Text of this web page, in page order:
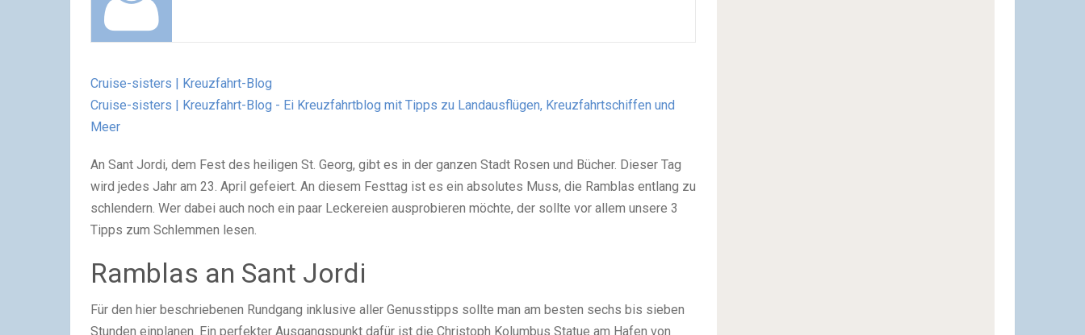
Cruise-sisters | Kreuzfahrt-Blog
Cruise-sisters | Kreuzfahrt-Blog - Ei Kreuzfahrtblog mit Tipps zu Landausflügen, Kreuzfahrtschiffen und
Meer
An Sant Jordi, dem Fest des heiligen St. Georg, gibt es in der ganzen Stadt Rosen und Bücher. Dieser Tag
wird jedes Jahr am 23. April gefeiert. An diesem Festtag ist es ein absolutes Muss, die Ramblas entlang zu
schlendern. Wer dabei auch noch ein paar Leckereien ausprobieren möchte, der sollte vor allem unsere 3
Tipps zum Schlemmen lesen.
Ramblas an Sant Jordi
Für den hier beschriebenen Rundgang inklusive aller Genusstipps sollte man am besten sechs bis sieben
Stunden einplanen. Ein perfekter Ausgangspunkt dafür ist die Christoph Kolumbus Statue am Hafen von